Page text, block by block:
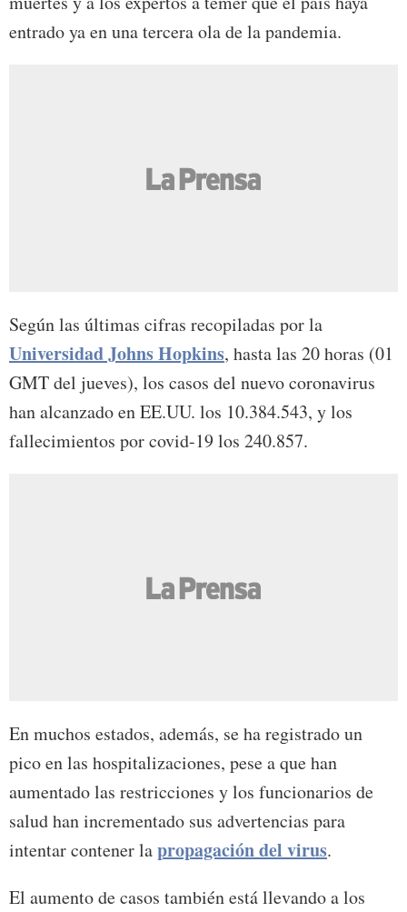
entrado ya en una tercera ola de la pandemia.
Según las últimas cifras recopiladas por la
Universidad Johns Hopkins, hasta las 20 horas (01
GMT del jueves), los casos del nuevo coronavirus
han alcanzado en EE.UU. los 10.384.543, y los
fallecimientos por covid-19 los 240.857.
En muchos estados, además, se ha registrado un
pico en las hospitalizaciones, pese a que han
aumentado las restricciones y los funcionarios de
salud han incrementado sus advertencias para
intentar contener lapropagación del virus.
El aumento de casos también está llevando a los